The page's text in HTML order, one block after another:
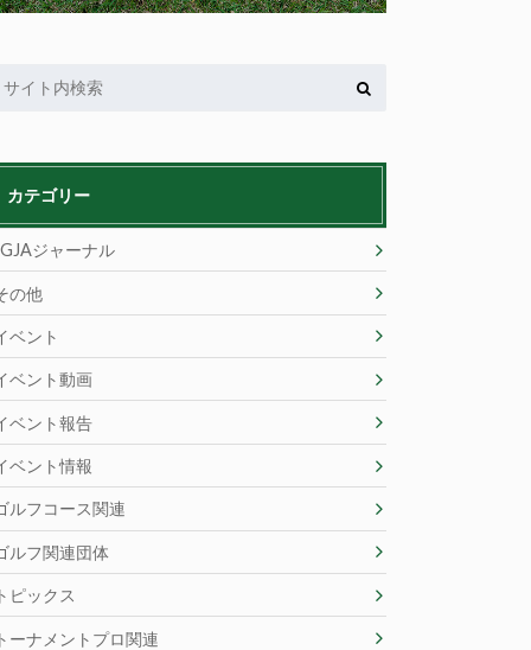
カテゴリー
ジャーナル
の他
ベント
ベント動画
ベント報告
ベント情報
ルフコース関連
ルフ関連団体
トピックス
トーナメントプロ関連